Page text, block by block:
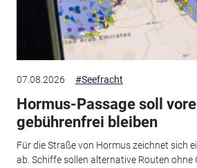
07.08.2026 #Seefracht
Hormus-Passage soll
gebührenfrei bleiben
Für die Straße von Hormus zeichnet sich
ab. Schiffe sollen alternative Routen ohne